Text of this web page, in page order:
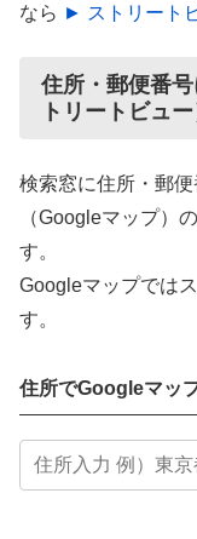
なら ► ストリート
住所・郵便番
トリートビュー
検索窓に住所・郵
（Googleマップ）
す。
Googleマップでは
す。
住所でGoogleマッ